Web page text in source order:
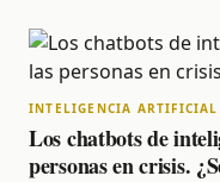
INTELIGENCIA ARTIFICIAL
Los chatbots de
personas en crisis.